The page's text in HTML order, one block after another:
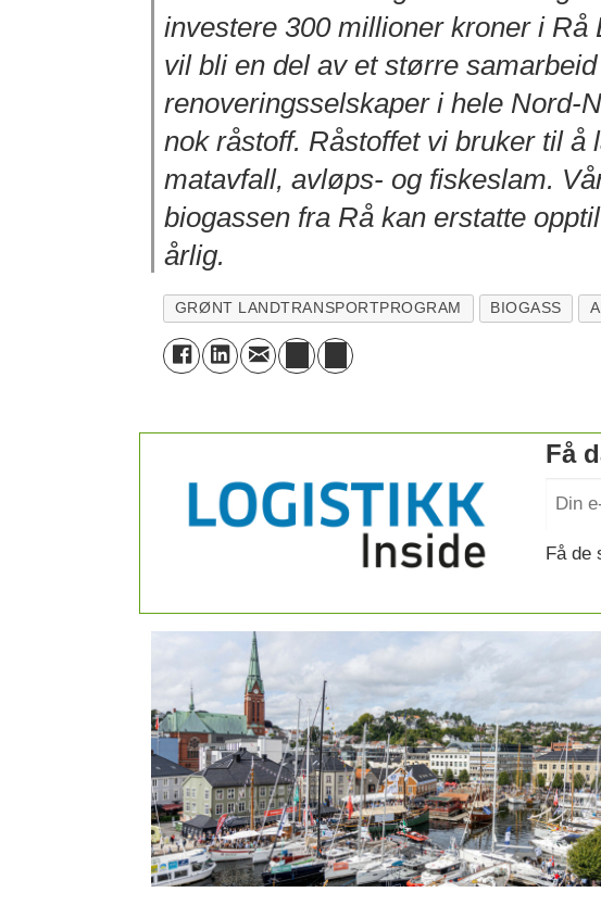
investere 300 millioner kroner i Rå
vil bli en del av et større
renoveringsselskaper i hele Nord-
nok råstoff. Råstoffet vi bruker til å
matavfall, avløps- og fiskeslam.
biogassen fra Rå kan erstatte
årlig.
GRØNT LANDTRANSPORTPROGRAM BIOGASS
Få
Få de